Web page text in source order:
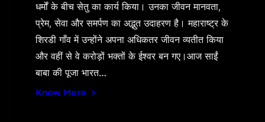
धर्मों के बीच सेतु का कार्य किया। उनका जीवन मानवता,
प्रेम, सेवा और समर्पण का अद्भुत उदाहरण है। महाराष्ट्र के
शिरडी गाँव में उन्होंने अपना अधिकतर जीवन व्यतीत किया
और वहीं से वे करोड़ों भक्तों के ईश्वर बन गए।आज साईं
बाबा की पूजा भारत…
Know More